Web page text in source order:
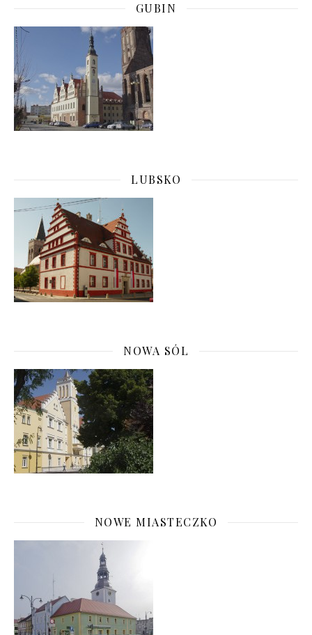
GUBIN
LUBSKO
NOWA SÓL
NOWE MIASTECZKO